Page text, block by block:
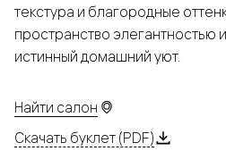
текстура и благородные
пространство элегантностью
истинный домашний уют.
Найти салон
Скачать буклет (PDF)